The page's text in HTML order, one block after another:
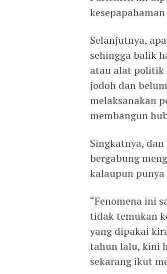
Selanjutnya,
sehingga balik
atau alat politik
jodoh dan
melaksanakan
membangun
Singkatnya,
bergabung
kalaupun
“Fenomena ini
tidak temukan
yang dipakai
tahun lalu, kini
sekarang ikut